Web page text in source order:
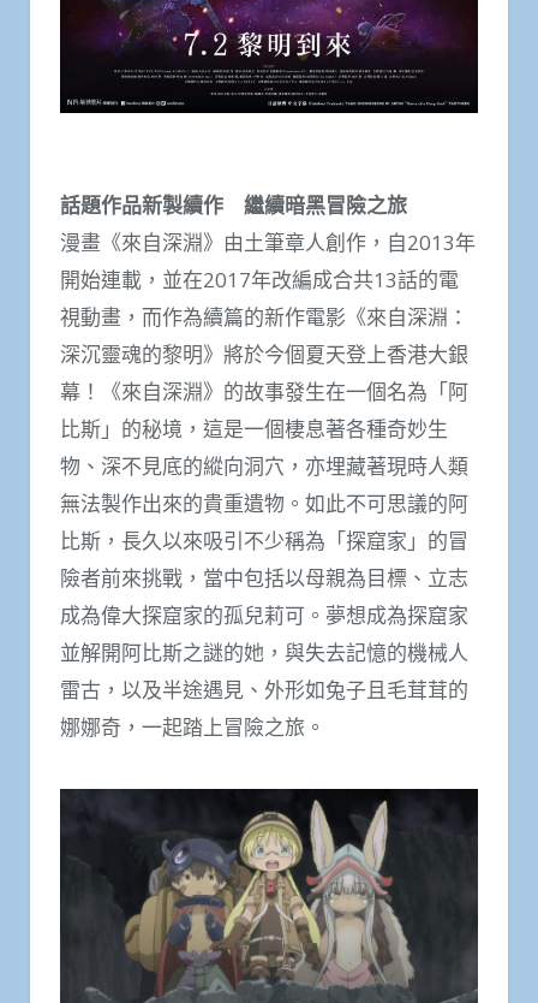
話題作品新製續作 繼續暗黑冒險之旅
漫畫《來自深淵》由土筆章人創作，自2013年
開始連載，並在2017年改編成合共13話的電
視動畫，而作為續篇的新作電影《來自深淵：
深沉靈魂的黎明》將於今個夏天登上香港大銀
幕！《來自深淵》的故事發生在一個名為「阿
比斯」的秘境，這是一個棲息著各種奇妙生
物、深不見底的縱向洞穴，亦埋藏著現時人類
無法製作出來的貴重遺物。如此不可思議的阿
比斯，長久以來吸引不少稱為「探窟家」的冒
險者前來挑戰，當中包括以母親為目標、立志
成為偉大探窟家的孤兒莉可。夢想成為探窟家
並解開阿比斯之謎的她，與失去記憶的機械人
雷古，以及半途遇見、外形如兔子且毛茸茸的
娜娜奇，一起踏上冒險之旅。